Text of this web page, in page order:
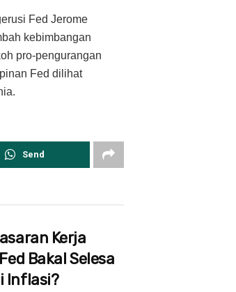
Fed Jerome
kebimbangan
pro-pengurangan
Fed dilihat
Send
Kerja
Bakal Selesa
Inflasi?